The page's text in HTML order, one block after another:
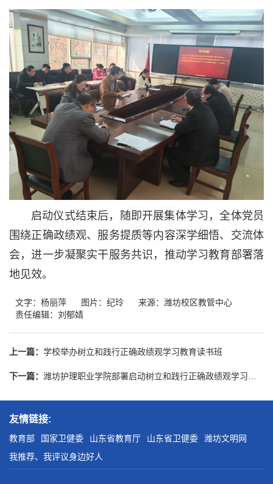
启动仪式结束后，随即开展集体学习，全体党员
围绕正确政绩观、服务提质等内容深学细悟、交流体
会，进一步凝聚实干服务共识，推动学习教育部署落
地见效。
文字：杨丽萍 图片：纪玲
来源：潍坊校区教管中心
责任编辑：刘郁婧
上一篇： 学校举办树立和践行正确政绩观学习教育读书班
下一篇： 潍坊护理职业学院部署启动树立和践行正确政绩观学习教育
友情链接:
教育部 国家卫健委 山东省教育厅 山东省卫健委
潍坊文明网
我推荐、我评议身边好人